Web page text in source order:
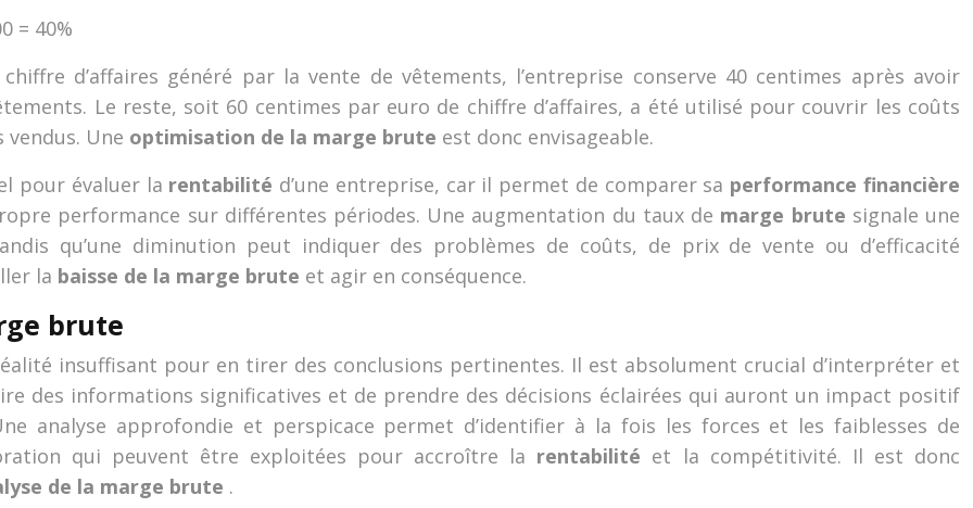
= 40%
d’affaires généré par la vente de vêtements, l’entreprise conserve 40 centimes après avoir
Le reste, soit 60 centimes par euro de chiffre d’affaires, a été utilisé pour couvrir les coûts
Une optimisation de la marge brute est donc envisageable.
pour évaluer la rentabilité d’une entreprise, car il permet de comparer sa performance financière
performance sur différentes périodes. Une augmentation du taux de marge brute signale une
qu’une diminution peut indiquer des problèmes de coûts, de prix de vente ou d’efficacité
la baisse de la marge brute et agir en conséquence.
brute
insuffisant pour en tirer des conclusions pertinentes. Il est absolument crucial d’interpréter et
des informations significatives et de prendre des décisions éclairées qui auront un impact positif
analyse approfondie et perspicace permet d’identifier à la fois les forces et les faiblesses de
qui peuvent être exploitées pour accroître la rentabilité et la compétitivité. Il est donc
de la marge brute .